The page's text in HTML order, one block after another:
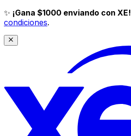
✨ ¡Gana $1000 enviando con XE!
condiciones.